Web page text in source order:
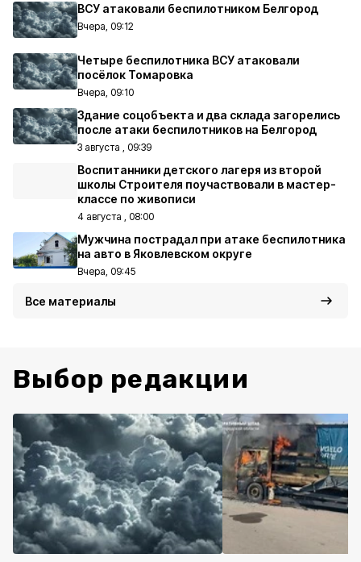
ВСУ атаковали беспилотником Белгород
Вчера, 09:12
Четыре беспилотника ВСУ атаковали
посёлок Томаровка
Вчера, 09:10
Здание соцобъекта и два склада загорелись
после атаки беспилотников на Белгород
3 августа , 09:39
Воспитанники детского лагеря из второй
школы Строителя поучаствовали в мастер-
классе по живописи
4 августа , 08:00
Мужчина пострадал при атаке беспилотника
на авто в Яковлевском округе
Вчера, 09:45
Все материалы
Выбор редакции